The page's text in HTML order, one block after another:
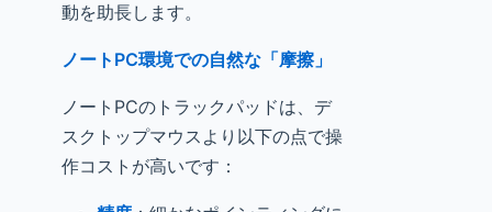
動を助長します。
ノートPC環境での自然な「摩擦」
ノートPCのトラックパッドは、デ
スクトップマウスより以下の点で操
作コストが高いです：